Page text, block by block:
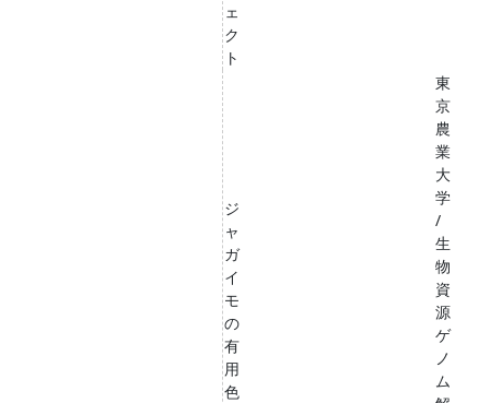
ェ
ク
ト
ジ
ャ
ガ
イ
モ
の
有
用
色
東
京
農
業
大
学
/
生
物
資
源
ゲ
ノ
ム